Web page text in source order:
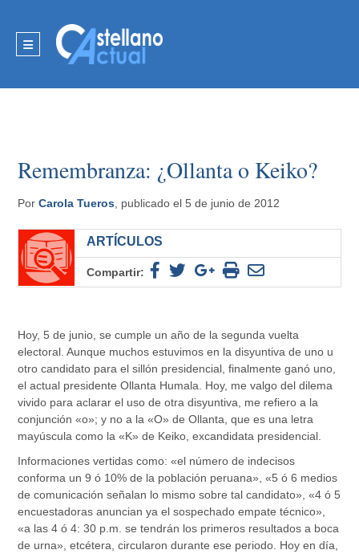
Remembranza: ¿Ollanta o Keiko?
PorCarola Tueros , publicado el 5 de junio de 2012
ARTÍCULOS
Compartir:
Hoy, 5 de junio, se cumple un año de la segunda vuelta
electoral. Aunque muchos estuvimos en la disyuntiva de uno u
otro candidato para el sillón presidencial, finalmente ganó uno,
el actual presidente Ollanta Humala. Hoy, me valgo del dilema
vivido para aclarar el uso de otra disyuntiva, me refiero a la
conjunción «o»; y no a la «O» de Ollanta, que es una letra
mayúscula como la «K» de Keiko, excandidata presidencial.
Informaciones vertidas como: «el número de indecisos
conforma un 9 ó 10% de la población peruana», «5 ó 6 medios
de comunicación señalan lo mismo sobre tal candidato», «4 ó 5
encuestadoras anuncian ya el sospechado empate técnico»,
«a las 4 ó 4: 30 p.m. se tendrán los primeros resultados a boca
de urna», etcétera, circularon durante ese periodo. Hoy en día,